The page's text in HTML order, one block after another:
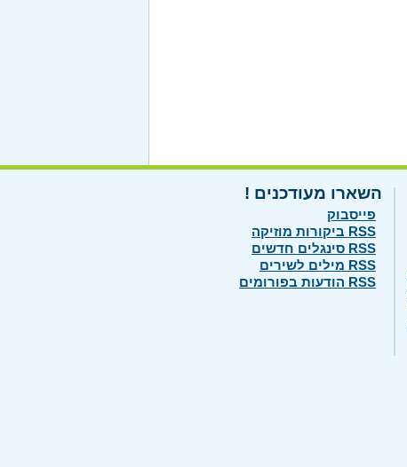
השארו מעודכנים !
פייסבוק
RSS ביקורות מוזיקה
RSS סינגלים חדשים
RSS מילים לשירים
RSS הודעות בפורומים